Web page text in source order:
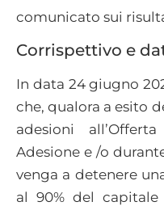
comunicato sui
Corrispettivo e
In data 24 giugno
che, qualora a esito
adesioni
Adesione e /o
venga a detenere
al 90% del capitale